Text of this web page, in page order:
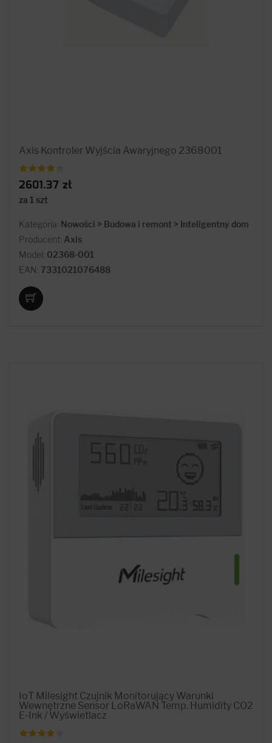
Axis Kontroler Wyjścia Awaryjnego 2368001
2601.37 zł
za 1 szt
Kategoria: Nowości > Budowa i remont > Inteligentny dom
Producent: Axis
Model: 02368-001
EAN: 7331021076488
IoT Milesight Czujnik Monitorujący Warunki
Wewnętrzne Sensor LoRaWAN Temp. Humidity CO2
E-Ink / Wyświetlacz